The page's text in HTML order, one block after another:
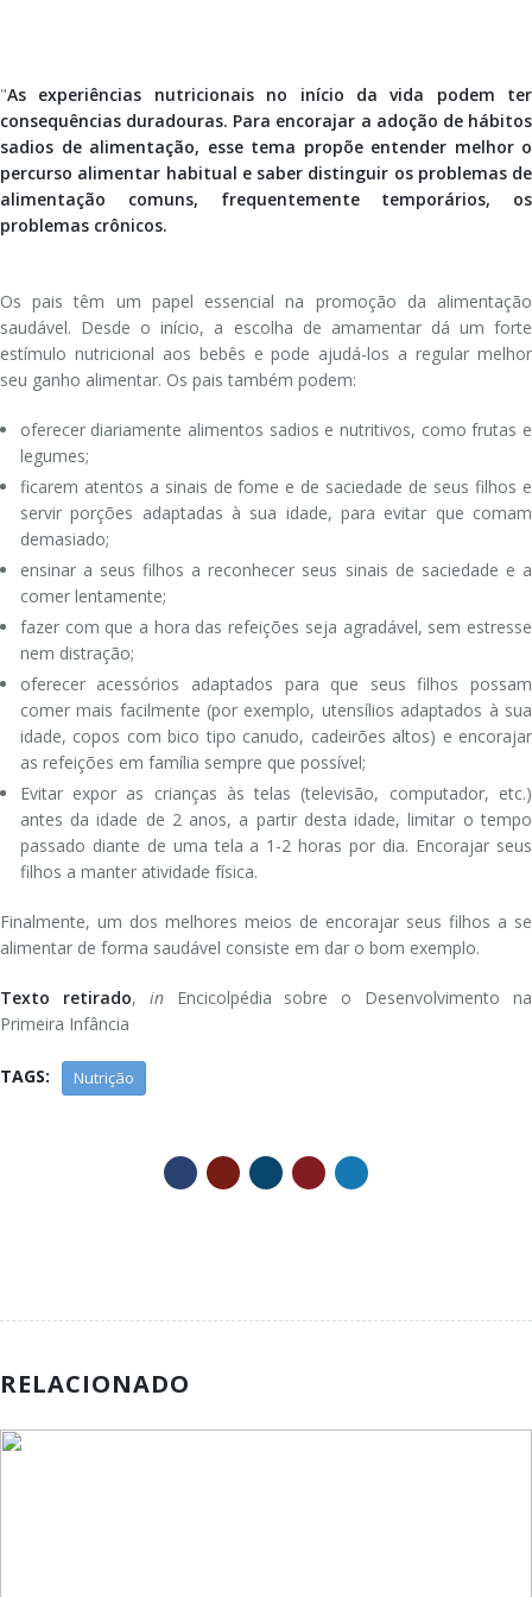
Gastroenterologia Pediátrica
Genética Médica
Medicina Dentária
Nutrição
ORL Infantil
Ortopedia Infantil
Patologia Respiratória
Pediatria Geral
Pneumologia Pediátrica
Podologia
Psicologia da Infância e da Adolescência
Psicologia Educaional
Terapia da Fala
Fisioterapia
Acompanhamento Pedagógico Especializado
"As experiências nutricionais no início da vida podem ter
consequências duradouras. Para encorajar a adoção de hábitos
sadios de alimentação, esse tema propõe entender melhor o
percurso alimentar habitual e saber distinguir os problemas de
alimentação comuns, frequentemente temporários, os
problemas crônicos.
Os pais têm um papel essencial na promoção da alimentação
saudável. Desde o início, a escolha de amamentar dá um forte
estímulo nutricional aos bebês e pode ajudá-los a regular melhor
seu ganho alimentar. Os pais também podem:
oferecer diariamente alimentos sadios e nutritivos, como frutas e
legumes;
ficarem atentos a sinais de fome e de saciedade de seus filhos e
servir porções adaptadas à sua idade, para evitar que comam
demasiado;
ensinar a seus filhos a reconhecer seus sinais de saciedade e a
comer lentamente;
fazer com que a hora das refeições seja agradável, sem estresse
nem distração;
oferecer acessórios adaptados para que seus filhos possam
comer mais facilmente (por exemplo, utensílios adaptados à sua
idade, copos com bico tipo canudo, cadeirões altos) e encorajar
as refeições em família sempre que possível;
Evitar expor as crianças às telas (televisão, computador, etc.)
antes da idade de 2 anos, a partir desta idade, limitar o tempo
passado diante de uma tela a 1-2 horas por dia. Encorajar seus
filhos a manter atividade física.
Finalmente, um dos melhores meios de encorajar seus filhos a se
alimentar de forma saudável consiste em dar o bom exemplo.
Texto retirado, inEncicolpédia sobre o Desenvolvimento na
Primeira Infância
TAGS: Nutrição
RELACIONADO